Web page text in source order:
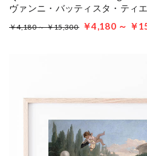
ヴァンニ・バッティスタ・ティ
￥4,180 ～ ￥15,300 ￥4,180 ～ ￥